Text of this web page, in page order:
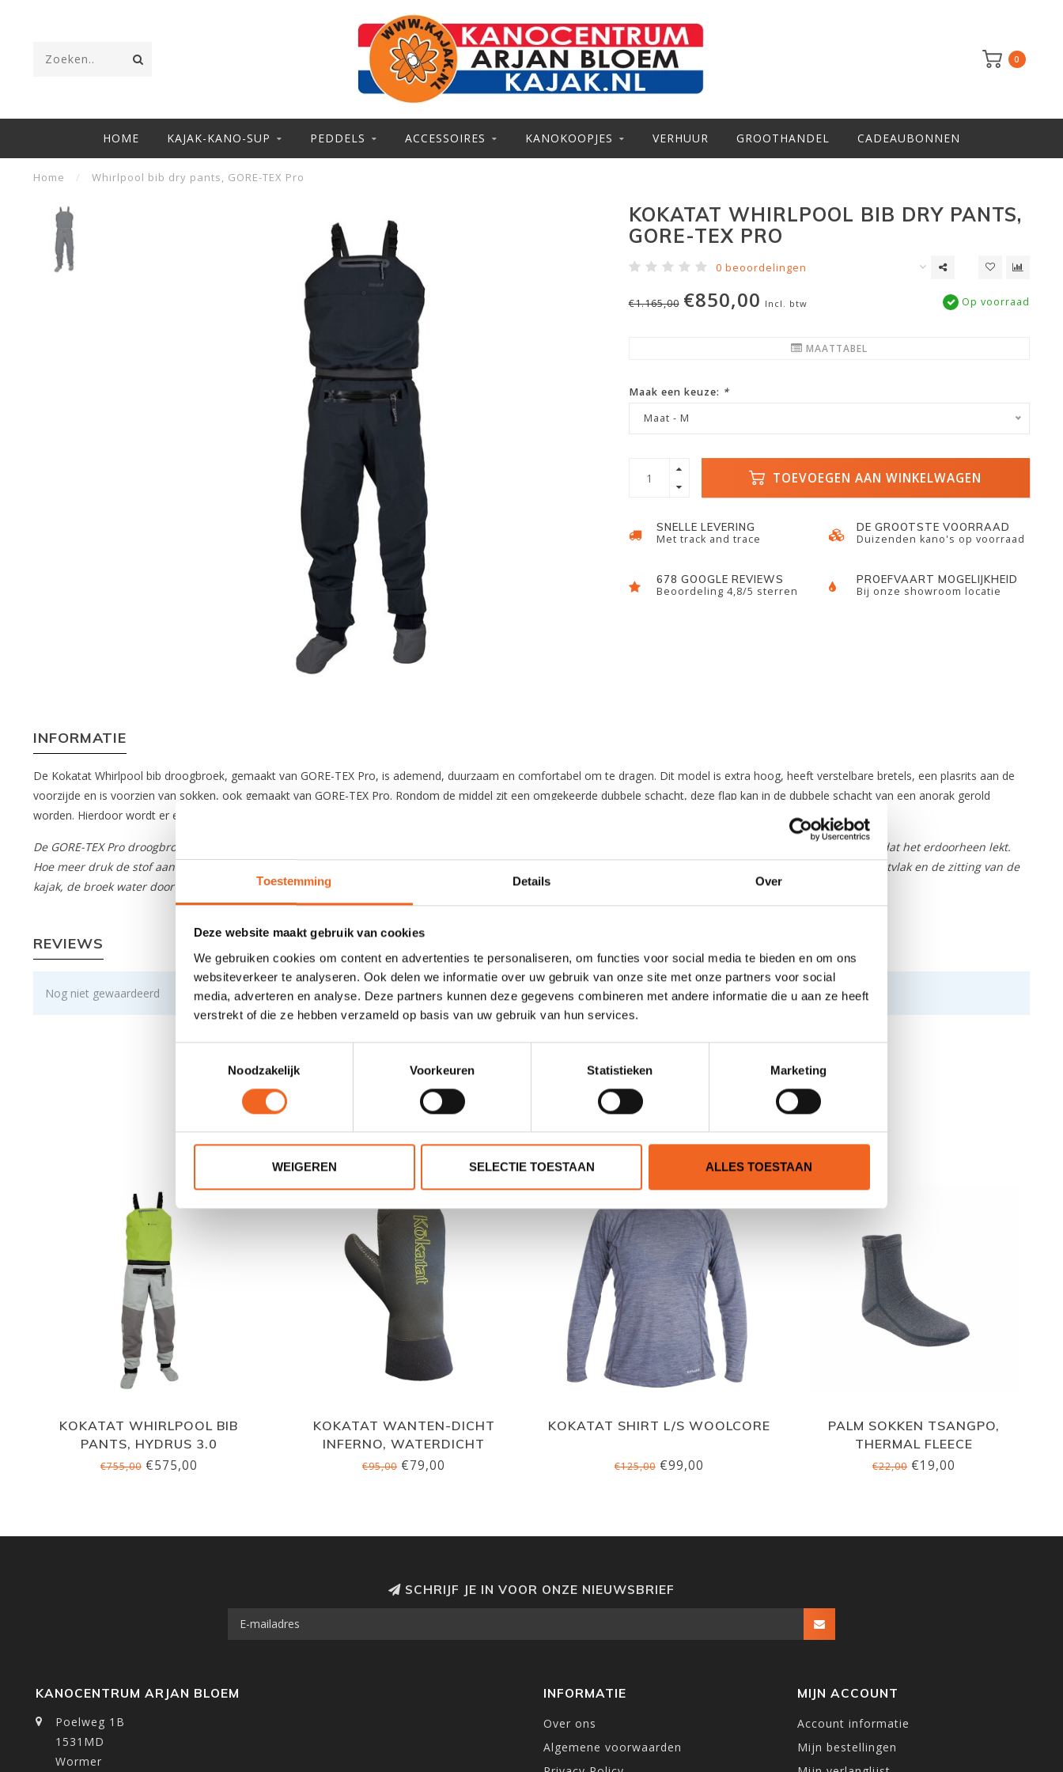
Toestemming Details Over
Deze website maakt gebruik van cookies
We gebruiken cookies om content en advertenties te personaliseren, om functies voor social media te bieden en om ons
websiteverkeer te analyseren. Ook delen we informatie over uw gebruik van onze site met onze partners voor social
media, adverteren en analyse. Deze partners kunnen deze gegevens combineren met andere informatie die u aan ze heeft
verstrekt of die ze hebben verzameld op basis van uw gebruik van hun services.
Noodzakelijk
Voorkeuren Statistieken Marketing
WEIGEREN SELECTIE TOESTAAN ALLES TOESTAAN
0
HOME KAJAK-KANO-SUP PEDDELS ACCESSOIRES KANOKOOPJES VERHUUR GROOTHANDEL CADEAUBONNEN
Home / Whirlpool bib dry pants, GORE-TEX Pro
KOKATAT WHIRLPOOL BIB DRY PANTS,
GORE-TEX PRO
0 beoordelingen
€1.165,00 €850,00 Incl. btw Op voorraad
MAATTABEL
Maak een keuze: *
Maat - M
TOEVOEGEN AAN WINKELWAGEN
SNELLE LEVERING
Met track and trace
DE GROOTSTE VOORRAAD
Duizenden kano's op voorraad
678 GOOGLE REVIEWS
Beoordeling 4,8/5 sterren
PROEFVAART MOGELIJKHEID
Bij onze showroom locatie
INFORMATIE
De Kokatat Whirlpool bib droogbroek, gemaakt van GORE-TEX Pro, is ademend, duurzaam en comfortabel om te dragen. Dit model is extra hoog, heeft verstelbare bretels, een plasrits aan de
voorzijde en is voorzien van sokken, ook gemaakt van GORE-TEX Pro. Rondom de middel zit een omgekeerde dubbele schacht, deze flap kan in de dubbele schacht van een anorak gerold
worden. Hierdoor wordt er een semi-droogpak gecreëerd.
De GORE-TEX Pro droogbroek van Kokatat heeft een waterkolom van 28.000 mm of hoger, dit geeft aan hoeveel druk water op het materiaal kan uitoefenen voordat het erdoorheen lekt.
Hoe meer druk de stof aankan, hoe waterbestendiger deze is. Toch is het goed om te weten dat bij continue frictie, bijvoorbeeld bij continu contact tussen het zitvlak en de zitting van de
kajak, de broek water door kan laten.
REVIEWS
Nog niet gewaardeerd
JE BEOORDELING TOEVOEGEN
GERELATEERDE PRODUCTEN
KOKATAT WHIRLPOOL BIB
PANTS, HYDRUS 3.0
€755,00€575,00
KOKATAT WANTEN-DICHT
INFERNO, WATERDICHT
€95,00€79,00
KOKATAT SHIRT L/S WOOLCORE
€125,00€99,00
PALM SOKKEN TSANGPO,
THERMAL FLEECE
€22,00€19,00
SCHRIJF JE IN VOOR ONZE NIEUWSBRIEF
KANOCENTRUM ARJAN BLOEM
Poelweg 1B
1531MD
Wormer
INFORMATIE
Over ons
Algemene voorwaarden
MIJN ACCOUNT
Account informatie
Mijn bestellingen